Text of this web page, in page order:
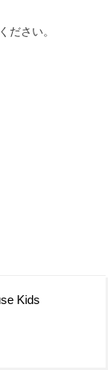
ださい。
Kids